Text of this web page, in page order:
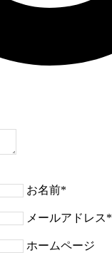
お名前*
メールアドレス*
ホームページ